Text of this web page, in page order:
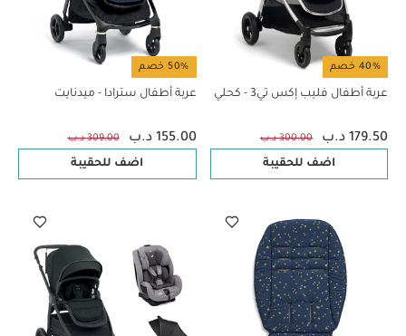
40% خصم
عربة أطفال فليب إكس تي3 - كحلي
179.50 د.ب 300.00 د.ب
اضف للحقيبة
50% خصم
عربة أطفال سترادا - ميدنايت
155.00 د.ب 309.00 د.ب
اضف للحقيبة